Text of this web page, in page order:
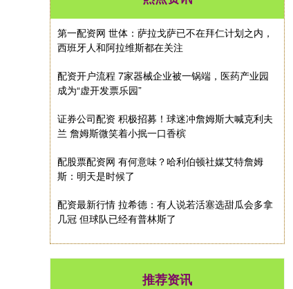
第一配资网 世体：萨拉戈萨已不在拜仁计划之内，
西班牙人和阿拉维斯都在关注
配资开户流程 7家器械企业被一锅端，医药产业园
成为“虚开发票乐园”
证券公司配资 积极招募！球迷冲詹姆斯大喊克利夫
兰 詹姆斯微笑着小抿一口香槟
配股票配资网 有何意味？哈利伯顿社媒艾特詹姆
斯：明天是时候了
配资最新行情 拉希德：有人说若活塞选甜瓜会多拿
几冠 但球队已经有普林斯了
推荐资讯